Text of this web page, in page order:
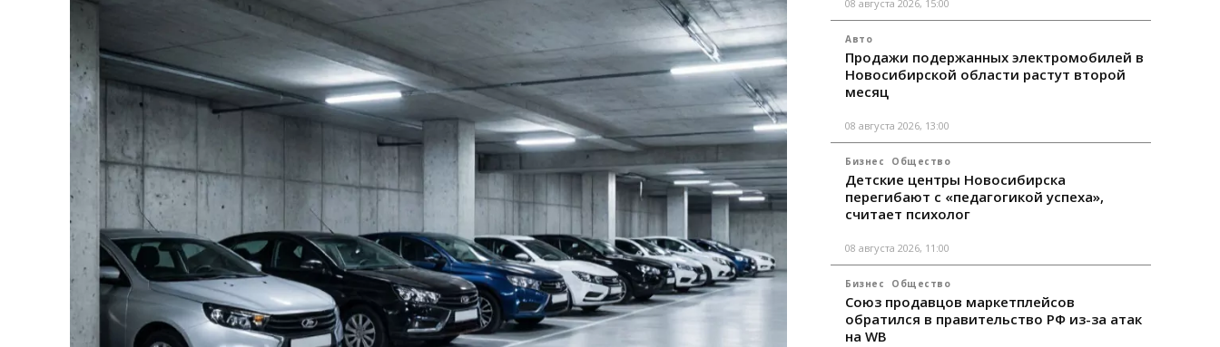
08 августа 2026, 15:00
Авто
Продажи подержанных электромобилей в
Новосибирской области растут второй
месяц
08 августа 2026, 13:00
Бизнес Общество
Детские центры Новосибирска
перегибают с «педагогикой успеха»,
считает психолог
08 августа 2026, 11:00
Бизнес Общество
Союз продавцов маркетплейсов
обратился в правительство РФ из-за атак
на WB